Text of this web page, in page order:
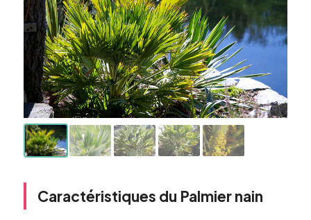
Caractéristiques du Palmier nain